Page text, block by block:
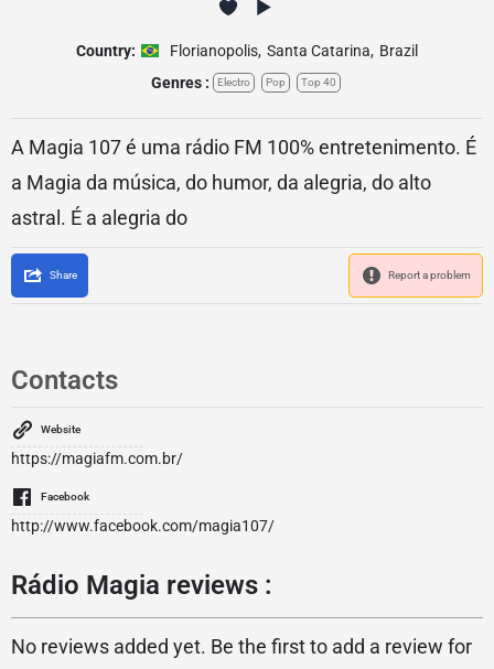
Country: Florianopolis, Santa Catarina, Brazil
Genres :
Electro Pop Top 40
A Magia 107 é uma rádio FM 100% entretenimento. É
a Magia da música, do humor, da alegria, do alto
astral. É a alegria do
Share Report a problem
Contacts
Website
https://magiafm.com.br/
Facebook
http://www.facebook.com/magia107/
Rádio Magia reviews :
No reviews added yet. Be the first to add a review for